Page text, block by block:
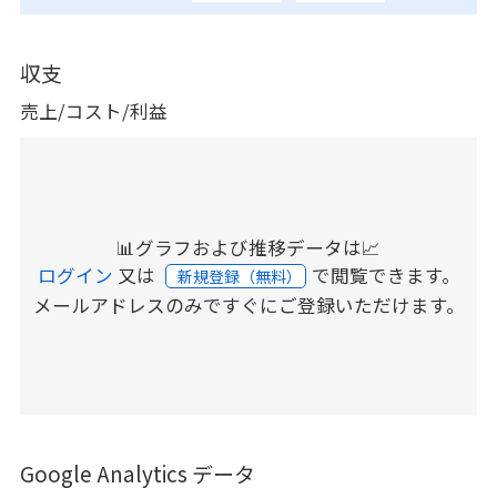
収支
売上/コスト/利益
📊グラフおよび推移データは📈
ログイン 又は 新規登録（無料） で閲覧できます。
メールアドレスのみですぐにご登録いただけます。
Google Analytics データ